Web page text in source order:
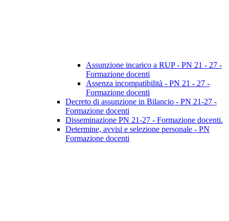
Assunzione incarico a RUP - PN 21 - 27 -
Formazione docenti
Assenza incompatibilità - PN 21 - 27 -
Formazione docenti
Decreto di assunzione in Bilancio - PN 21-27 -
Formazione docenti
Disseminazione PN 21-27 - Formazione docenti.
Determine, avvisi e selezione personale - PN
Formazione docenti